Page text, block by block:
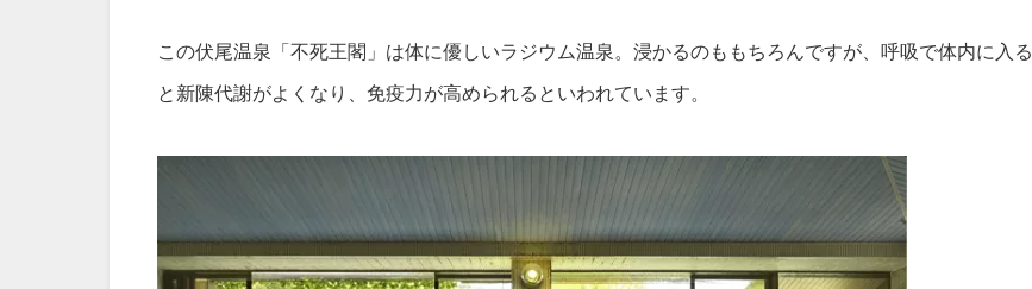
この伏尾温泉「不死王閣」は体に優しいラジウム温泉。浸かるのももちろんですが、呼吸で体内に入る
と新陳代謝がよくなり、免疫力が高められるといわれています。